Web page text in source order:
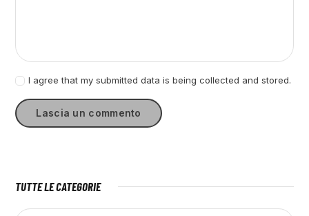
I agree that my submitted data is being collected and stored.
TUTTE LE CATEGORIE